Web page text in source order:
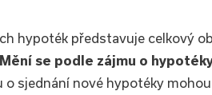
hypoték představuje celkový
Mění se podle zájmu o
o sjednání nové hypotéky